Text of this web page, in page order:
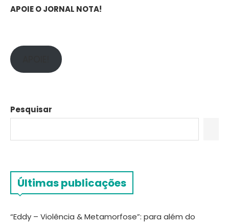
APOIE O JORNAL NOTA!
Pesquisar
Últimas publicações
“Eddy – Violência & Metamorfose”: para além do